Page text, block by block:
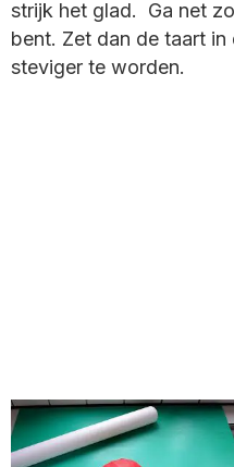
strijk het glad. Ga net
bent. Zet dan de taart
steviger te worden.